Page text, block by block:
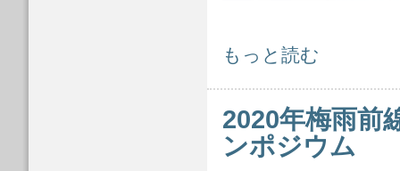
令和2年7月豪雨 土木学会会長によ
もっと読む
2020年梅雨前
ンポジウム